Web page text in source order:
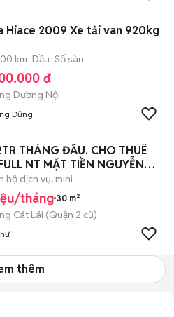
Hiace 2009 Xe tải van 920kg
km Dầu Số sàn
đ
Dương Nội
Dũng
THÁNG ĐẦU. CHO THUÊ
NT MẶT TIỀN NGUYỄN
hộ dịch vụ, mini
tháng 30 m²
Cát Lái (Quận 2 cũ)
thêm